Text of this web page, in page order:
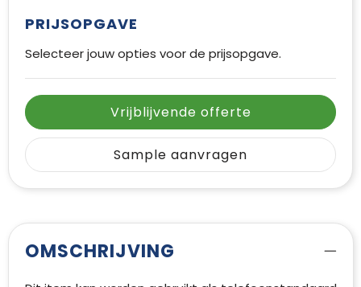
PRIJSOPGAVE
Selecteer jouw opties voor de prijsopgave.
Vrijblijvende offerte
Sample aanvragen
OMSCHRIJVING